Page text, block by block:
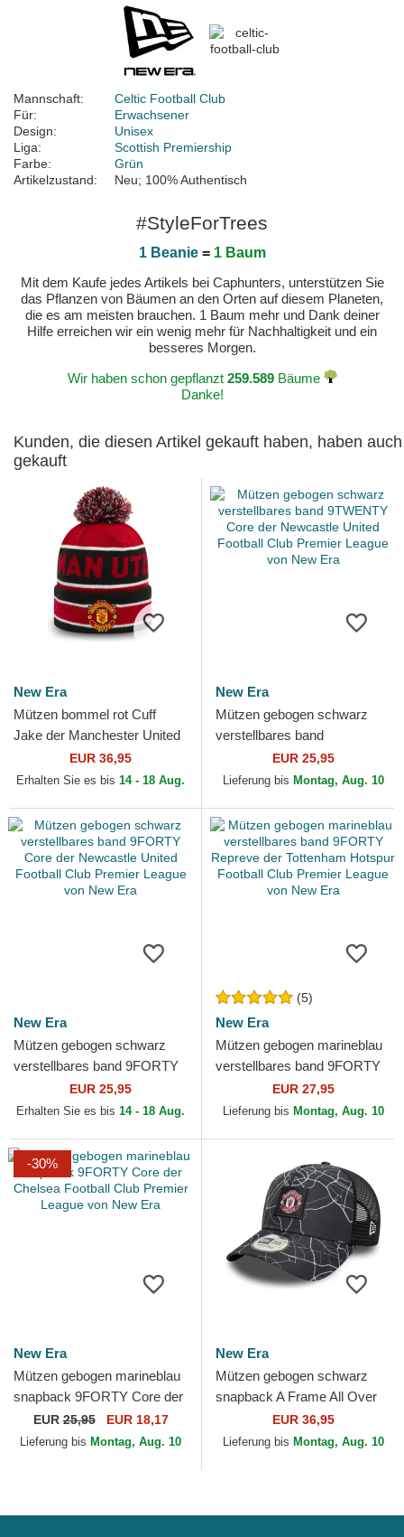
Mannschaft:
Celtic Football Club
Für:
Erwachsener
Design:
Unisex
Liga:
Scottish Premiership
Farbe:
Grün
Artikelzustand:
Neu; 100% Authentisch
#StyleForTrees
1 Beanie= 1 Baum
Mit dem Kaufe jedes Artikels bei Caphunters, unterstützen Sie
das Pflanzen von Bäumen an den Orten auf diesem Planeten,
die es am meisten brauchen. 1 Baum mehr und Dank deiner
Hilfe erreichen wir ein wenig mehr für Nachhaltigkeit und ein
besseres Morgen.
Wir haben schon gepflanzt 259.589Bäume
Danke!
Kunden, die diesen Artikel gekauft haben, haben auch
gekauft
New Era
Mützen bommel rot Cuff
Jake der Manchester United
Football Club Premier League
von New Era
EUR 36,95
Erhalten Sie es bis 14 - 18 Aug.
New Era
Mützen gebogen schwarz
verstellbares band
9TWENTY Core der
Newcastle United Football
EUR 25,95
Lieferung bis Montag, Aug. 10
New Era
Mützen gebogen schwarz
verstellbares band 9FORTY
Core der Newcastle United
Football Club Premier...
EUR 25,95
Erhalten Sie es bis 14 - 18 Aug.
(5)
New Era
Mützen gebogen marineblau
verstellbares band 9FORTY
Repreve der Tottenham
Hotspur Football Club...
EUR 27,95
Lieferung bis Montag, Aug. 10
-30%
New Era
Mützen gebogen marineblau
snapback 9FORTY Core der
Chelsea Football Club
Premier League von New Era
EUR25,95 EUR 18,17
Lieferung bis Montag, Aug. 10
New Era
Mützen gebogen schwarz
snapback A Frame All Over
Print der Manchester United
Football Club...
EUR 36,95
Lieferung bis Montag, Aug. 10